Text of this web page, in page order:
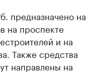
предназначено на
на проспекте
и на
Также средства
направлены на